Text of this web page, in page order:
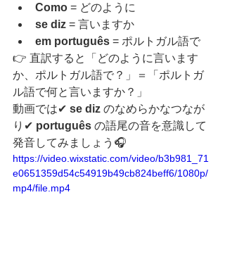
Como = どのように
se diz = 言いますか
em português = ポルトガル語で
👉 直訳すると「どのように言います
か、ポルトガル語で？」＝「ポルトガ
ル語で何と言いますか？」
動画では✔ se diz のなめらかなつなが
り✔ português の語尾の音を意識して
発音してみましょう🎧
https://video.wixstatic.com/video/b3b981_71
e0651359d54c54919b49cb824beff6/1080p/
mp4/file.mp4